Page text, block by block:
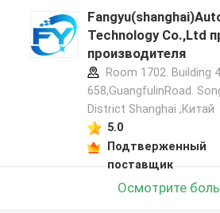
Technology Co.,Ltd
производителя
Room 1702. Building
658,GuangfulinRoad.
District Shanghai ,Китай
5.0
Подтверженный
поставщик
Осмотрите